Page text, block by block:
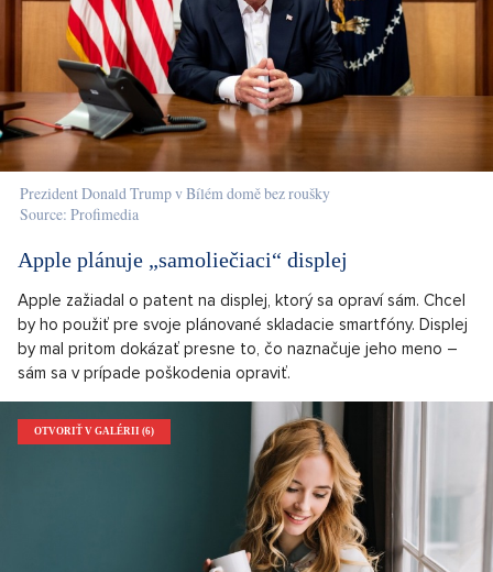
Prezident Donald Trump v Bílém domě bez roušky
Source: Profimedia
Apple plánuje „samoliečiaci“ displej
Apple zažiadal o patent na displej, ktorý sa opraví sám. Chcel
by ho použiť pre svoje plánované skladacie smartfóny. Displej
by mal pritom dokázať presne to, čo naznačuje jeho meno –
sám sa v prípade poškodenia opraviť.
OTVORIŤ V GALÉRII (6)